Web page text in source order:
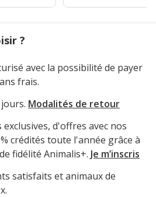
?
avec la possibilité de payer
frais.
Modalités de retour
d'offres avec nos
crédités toute l'année grâce à
fidélité Animalis+. Je m’inscris
satisfaits et animaux de